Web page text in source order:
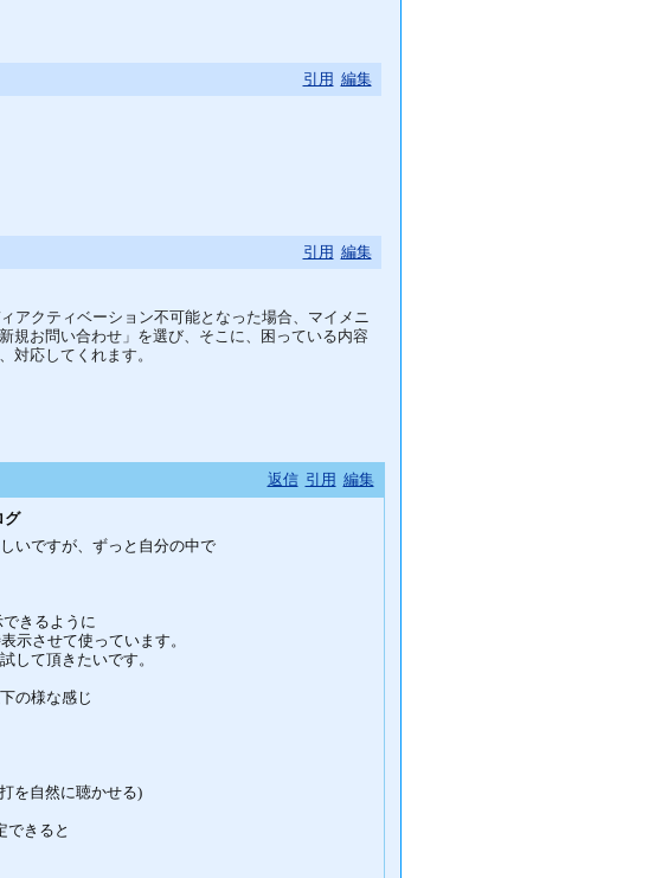
引用 編集
引用 編集
アクティベーション不可能となった場合、マイメニ
規お問い合わせ」を選び、そこに、困っている内容
対応してくれます。
返信 引用 編集
グ
いですが、ずっと自分の中で
きるように
示させて使っています。
して頂きたいです。
の様な感じ
を自然に聴かせる)
できると